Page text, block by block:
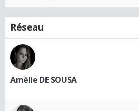
Réseau
Amélie DE SOUSA